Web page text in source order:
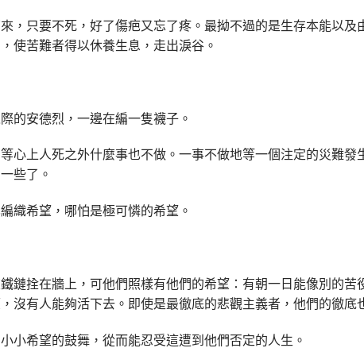
，只要不死，好了傷疤又忘了疼。最拗不過的是生存本能以及
使苦難者得以休養生息，走出淚谷。
的安德烈，一邊在編一隻襪子。
心上人死之外什麼事也不做。一事不做地等一個注定的災難發
些了。
織希望，哪怕是極可憐的希望。
鏈拴在牆上，可他們照樣有他們的希望：有朝一日能像別的苦
沒有人能夠活下去。即使是最徹底的悲觀主義者，他們的徹底
小希望的鼓舞，從而能忍受這遭到他們否定的人生。